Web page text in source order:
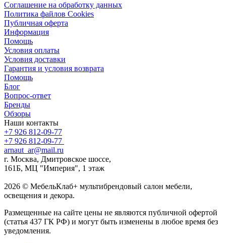
Соглашение на обработку данных
Политика файлов Cookies
Публичная оферта
Информация
Помощь
Условия оплаты
Условия доставки
Гарантия и условия возврата
Помощь
Блог
Вопрос-ответ
Бренды
Обзоры
Наши контакты
+7 926 812-09-77
+7 926 812-09-77
arnaut_ar@mail.ru
г. Москва, Дмитровское шоссе,
161Б, МЦ "Империя", 1 этаж
2026 © МебельКлаб+ мультибрендовый салон мебели,
освещения и декора.
Размещенные на сайте цены не являются публичной офертой
(статья 437 ГК РФ) и могут быть изменены в любое время без
уведомления.